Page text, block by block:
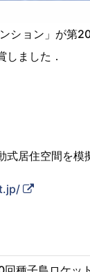
ション」が第
ました．
式居住空間を
ン